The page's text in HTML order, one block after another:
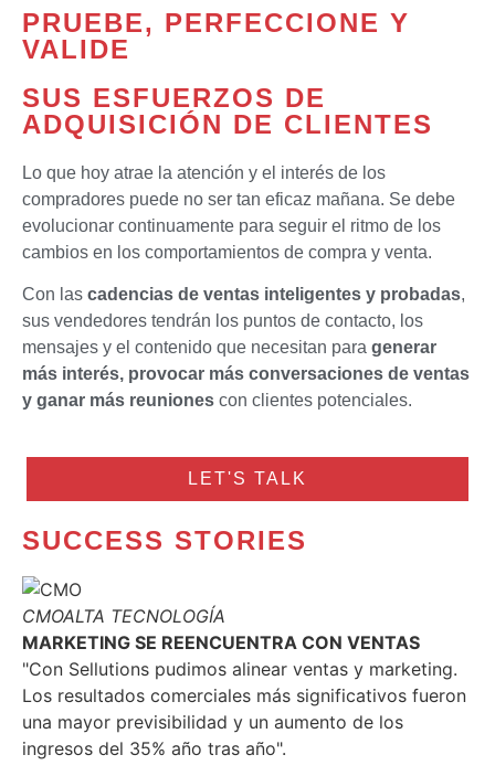
PRUEBE, PERFECCIONE Y
VALIDE
SUS ESFUERZOS DE
ADQUISICIÓN DE CLIENTES
Lo que hoy atrae la atención y el interés de los
compradores puede no ser tan eficaz mañana. Se debe
evolucionar continuamente para seguir el ritmo de los
cambios en los comportamientos de compra y venta.
Con las cadencias de ventas inteligentes y probadas,
sus vendedores tendrán los puntos de contacto, los
mensajes y el contenido que necesitan para generar
más interés, provocar más conversaciones de ventas
y ganar más reuniones con clientes potenciales.
LET'S TALK
SUCCESS STORIES
CMOALTA TECNOLOGÍA
MARKETING SE REENCUENTRA CON VENTAS
"Con Sellutions pudimos alinear ventas y marketing.
Los resultados comerciales más significativos fueron
una mayor previsibilidad y un aumento de los
ingresos del 35% año tras año".